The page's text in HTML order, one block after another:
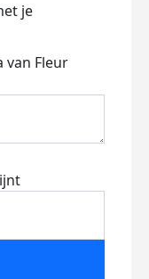
je
van Fleur